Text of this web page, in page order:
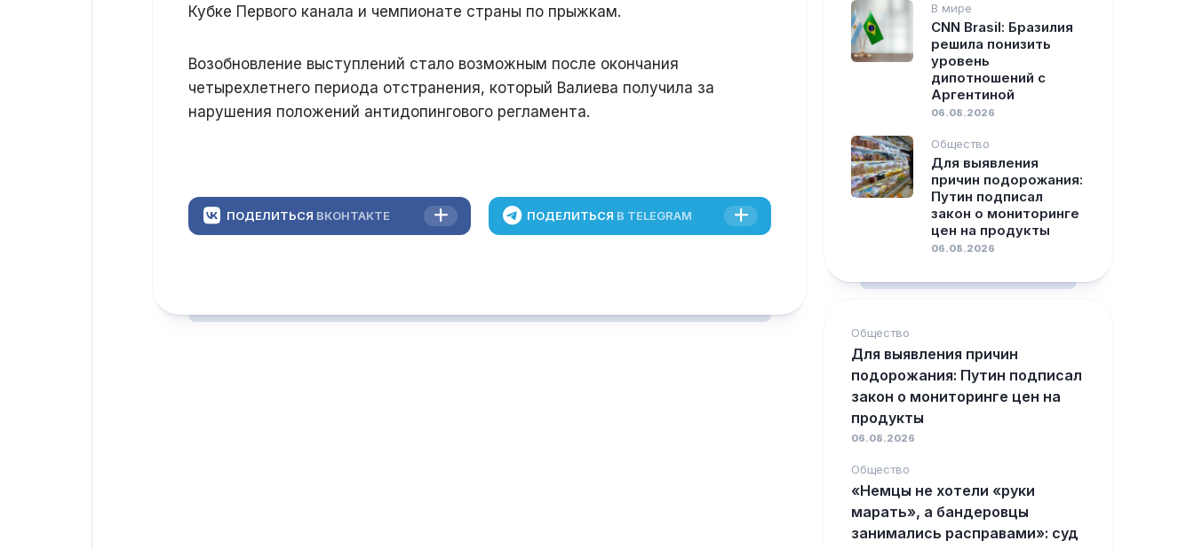
Кубке Первого канала и чемпионате страны по прыжкам.
Возобновление выступлений стало возможным после окончания
четырехлетнего периода отстранения, который Валиева получила за
нарушения положений антидопингового регламента.
ПОДЕЛИТЬСЯ ВКОНТАКТЕ ПОДЕЛИТЬСЯ В TELEGRAM
В мире
CNN Brasil: Бразилия
решила понизить
уровень
дипотношений с
Аргентиной
06.08.2026
Общество
Для выявления
причин подорожания:
Путин подписал
закон о мониторинге
цен на продукты
06.08.2026
Общество
Для выявления причин
подорожания: Путин подписал
закон о мониторинге цен на
продукты
06.08.2026
Общество
«Немцы не хотели «руки
марать», а бандеровцы
занимались расправами»: суд